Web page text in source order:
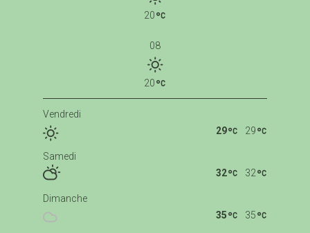
20
08
20
Vendredi
29
29
Samedi
32
32
Dimanche
35
35